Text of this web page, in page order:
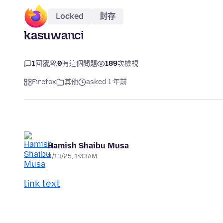
Locked 封存
kasuwanci
1回覆 0有這個問題 189次檢視
Firefox 其他 asked 1 年前
Hamish Shaibu Musa
3/13/25, 1:03 AM
link text